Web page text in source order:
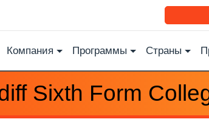
Компания Программы Страны
Sixth Form